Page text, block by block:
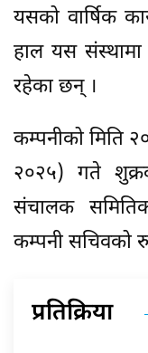
यसको वार्षिक
हाल यस संस्थामा
रहेका छन् ।
कम्पनीको मिति
२०२५) गते
संचालक
कम्पनी सचिवको
प्रतिक्रिया